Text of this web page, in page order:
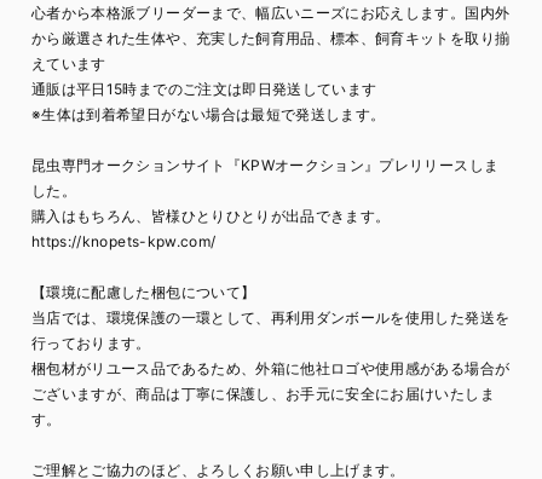
心者から本格派ブリーダーまで、幅広いニーズにお応えします。国内外
から厳選された生体や、充実した飼育用品、標本、飼育キットを取り揃
えています
通販は平日15時までのご注文は即日発送しています
※生体は到着希望日がない場合は最短で発送します。
昆虫専門オークションサイト『KPWオークション』プレリリースしま
した。
購入はもちろん、皆様ひとりひとりが出品できます。
https://knopets-kpw.com/
【環境に配慮した梱包について】
当店では、環境保護の一環として、再利用ダンボールを使用した発送を
行っております。
梱包材がリユース品であるため、外箱に他社ロゴや使用感がある場合が
ございますが、商品は丁寧に保護し、お手元に安全にお届けいたしま
す。
ご理解とご協力のほど、よろしくお願い申し上げます。